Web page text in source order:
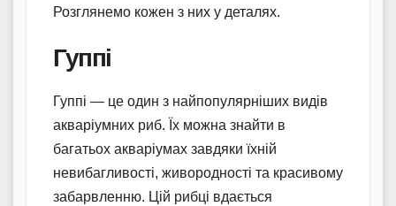
Розглянемо кожен з них у деталях.
Гуппі
Гуппі — це один з найпопулярніших видів
акваріумних риб. Їх можна знайти в
багатьох акваріумах завдяки їхній
невибагливості, живородності та красивому
забарвленню. Цій рибці вдається